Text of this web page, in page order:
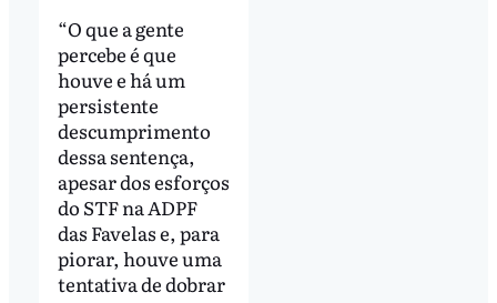
“O que a gente
percebe é que
houve e há um
persistente
descumprimento
dessa sentença,
apesar dos esforços
do STF na ADPF
das Favelas e, para
piorar, houve uma
tentativa de dobrar